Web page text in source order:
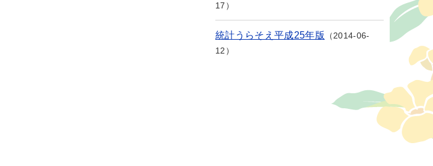
17
統計うらそえ平成25年版
2014-06-
12